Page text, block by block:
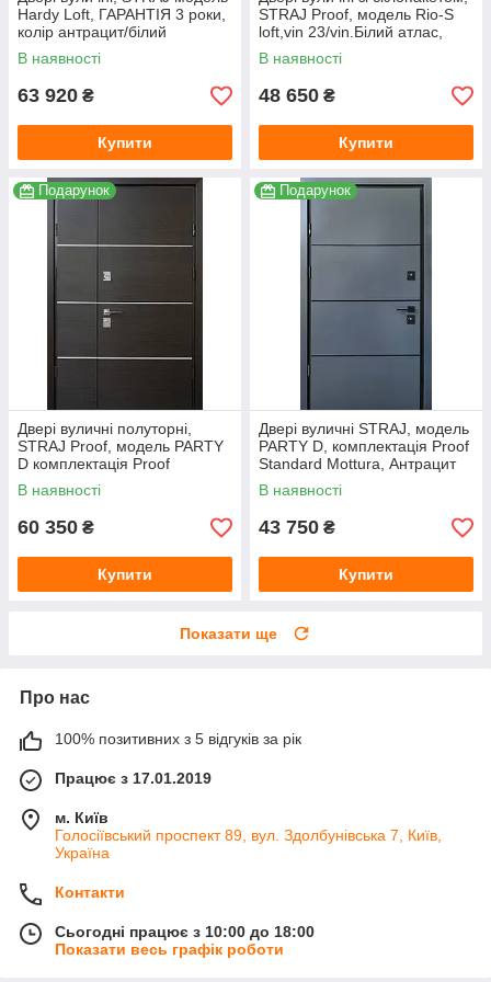
Hardy Loft, ГАРАНТІЯ 3 роки,
колір антрацит/білий
В наявності
63 920 ₴
Купити
STRAJ Proof, модель Rio-S
loft,vin 23/vin.Білий атлас,
замки Mottura DP58-170
В наявності
48 650 ₴
Купити
Подарунок
Двері вуличні полуторні,
STRAJ Proof, модель PARTY
D комплектація Proof
Standard
Mottura,1220х2050мм
В наявності
60 350 ₴
Купити
Подарунок
Двері вуличні STRAJ, модель
PARTY D, комплектація Proof
Standard Mottura, Антрацит
В наявності
43 750 ₴
Купити
Показати ще
Про нас
100% позитивних з 5 відгуків за рік
Працює з 17.01.2019
м. Київ
Голосіївський проспект 89, вул. Здолбунівська 7, Київ,
Україна
Контакти
Сьогодні працює з 10:00 до 18:00
Показати весь графік роботи